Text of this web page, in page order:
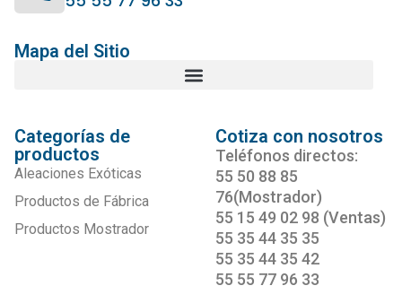
Mapa del Sitio
Categorías de
productos
Aleaciones Exóticas
Productos de Fábrica
Productos Mostrador
Cotiza con nosotros
Teléfonos directos:
55 50 88 85
76(Mostrador)
55 15 49 02 98 (Ventas)
55 35 44 35 35
55 35 44 35 42
55 55 77 96 33